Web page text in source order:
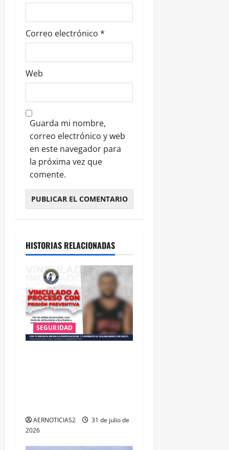
Correo electrónico *
Web
Guarda mi nombre,
correo electrónico y web
en este navegador para
la próxima vez que
comente.
HISTORIAS RELACIONADAS
SEGURIDAD
AERNOTICIAS2
31 de julio de
2026